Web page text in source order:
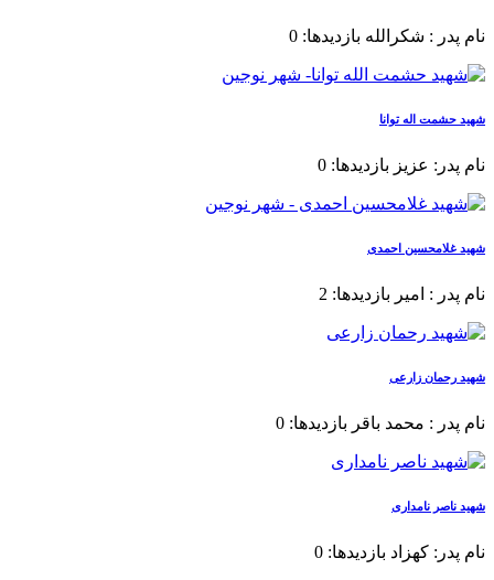
نام پدر : شکرالله بازدیدها: 0
شهید حشمت اله توانا
نام پدر: عزیز بازدیدها: 0
شهید غلامحسین احمدی
نام پدر : امیر بازدیدها: 2
شهید رحمان زارعی
نام پدر : محمد باقر بازدیدها: 0
شهید ناصر نامداری
نام پدر: کهزاد بازدیدها: 0